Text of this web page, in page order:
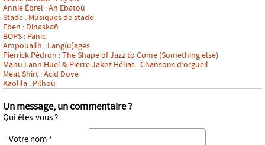
Annie Ébrel : An Ebatoù
Stade : Musiques de stade
Eben : Dinaskañ
BOPS : Panic
Ampouailh : Lang(u)ages
Pierrick Pédron : The Shape of Jazz to Come (Something else)
Manu Lann Huel & Pierre Jakez Hélias : Chansons d’orgueil
Meat Shirt : Acid Dove
Kaolila : Pilhoù
Un message, un commentaire ?
Qui êtes-vous ?
Votre nom *